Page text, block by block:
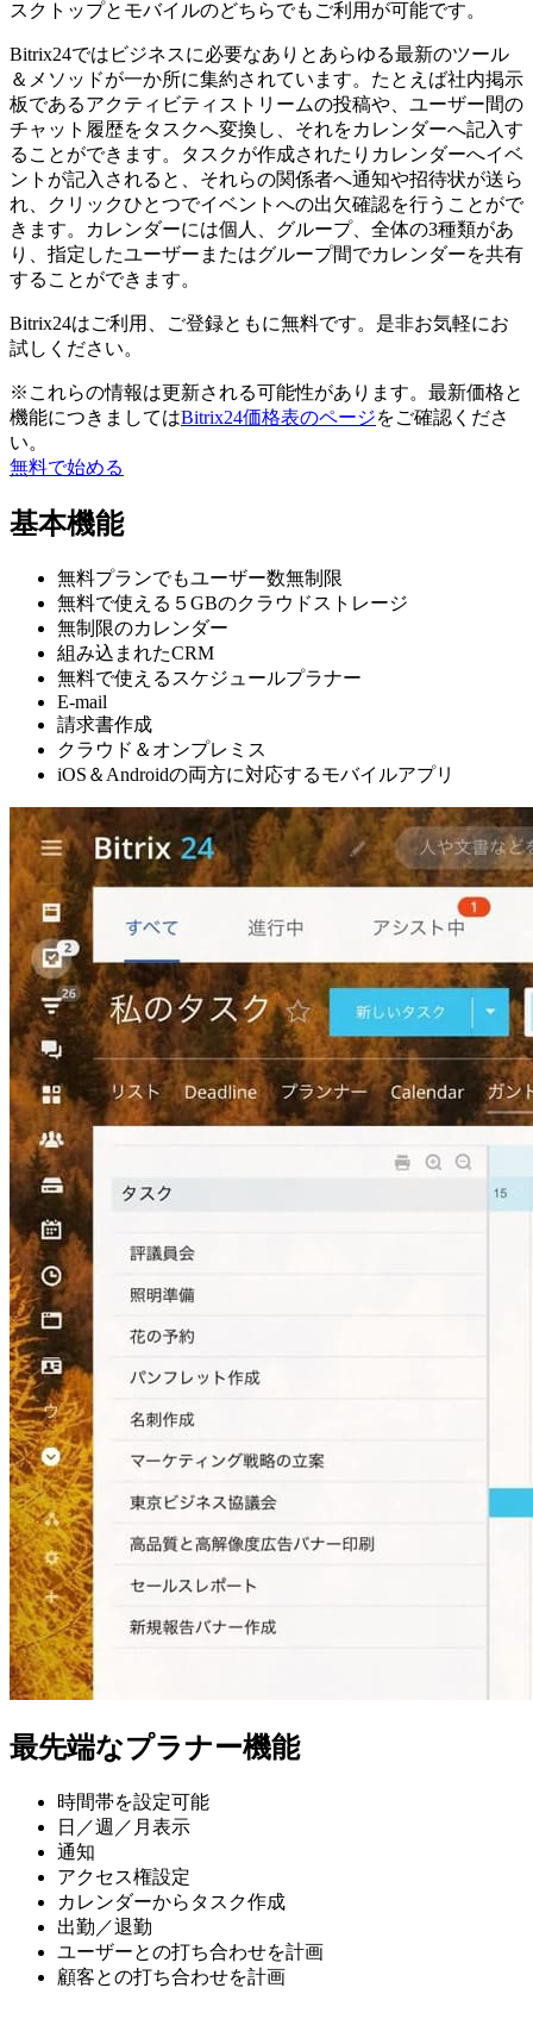
スクトップとモバイルのどちらでもご利用が可能です。
Bitrix24ではビジネスに必要なありとあらゆる最新のツール
＆メソッドが一か所に集約されています。たとえば社内掲示
板であるアクティビティストリームの投稿や、ユーザー間の
チャット履歴をタスクへ変換し、それをカレンダーへ記入す
ることができます。タスクが作成されたりカレンダーへイベ
ントが記入されると、それらの関係者へ通知や招待状が送ら
れ、クリックひとつでイベントへの出欠確認を行うことがで
きます。カレンダーには個人、グループ、全体の3種類があ
り、指定したユーザーまたはグループ間でカレンダーを共有
することができます。
Bitrix24はご利用、ご登録ともに無料です。是非お気軽にお
試しください。
※これらの情報は更新される可能性があります。最新価格と
機能につきましてはBitrix24価格表のページをご確認くださ
い。
無料で始める
基本機能
無料プランでもユーザー数無制限
無料で使える５GBのクラウドストレージ
無制限のカレンダー
組み込まれたCRM
無料で使えるスケジュールプラナー
E-mail
請求書作成
クラウド＆オンプレミス
iOS＆Androidの両方に対応するモバイルアプリ
最先端なプラナー機能
時間帯を設定可能
日／週／月表示
通知
アクセス権設定
カレンダーからタスク作成
出勤／退勤
ユーザーとの打ち合わせを計画
顧客との打ち合わせを計画